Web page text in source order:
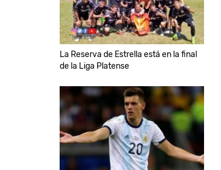
La Reserva de Estrella está en la final
de la Liga Platense